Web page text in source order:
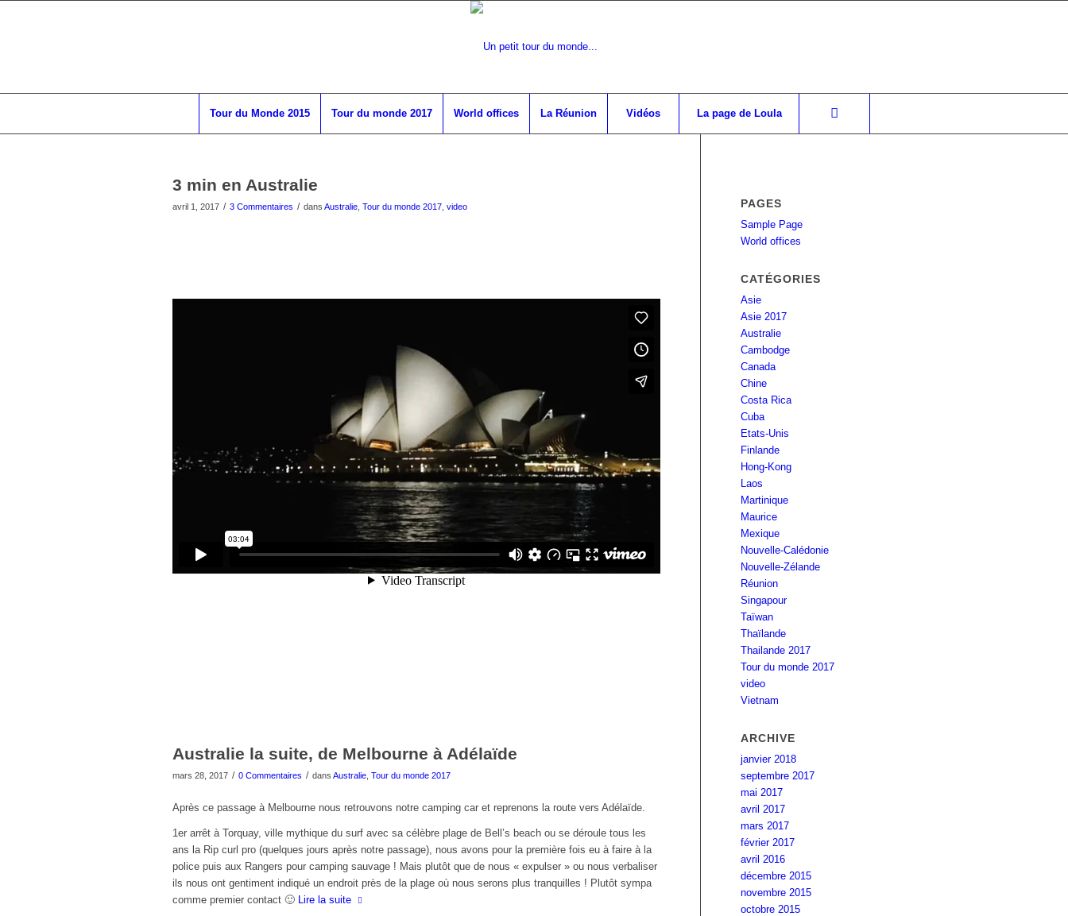
Tour du Monde 2015 Tour du monde 2017 World offices La Réunion Vidéos La page de Loula
3 min en Australie
avril 1, 2017 / 3 Commentaires / dans Australie Tour du monde 2017 video
Australie la suite, de Melbourne à Adélaïde
mars 28, 2017 / 0 Commentaires / dans Australie Tour du monde 2017
Après ce passage à Melbourne nous retrouvons notre camping car et reprenons la route vers Adélaïde.
1er arrêt à Torquay, ville mythique du surf avec sa célèbre plage de Bell’s beach ou se déroule tous les
ans la Rip curl pro (quelques jours après notre passage), nous avons pour la première fois eu à faire à la
police puis aux Rangers pour camping sauvage ! Mais plutôt que de nous « expulser » ou nous verbaliser
ils nous ont gentiment indiqué un endroit près de la plage où nous serons plus tranquilles ! Plutôt sympa
comme premier contact 🙂 Lire la suite
PAGES
Sample Page
World offices
CATÉGORIES
Asie
Asie 2017
Australie
Cambodge
Canada
Chine
Costa Rica
Cuba
Etats-Unis
Finlande
Hong-Kong
Laos
Martinique
Maurice
Mexique
Nouvelle-Calédonie
Nouvelle-Zélande
Réunion
Singapour
Taïwan
Thaïlande
Thailande 2017
Tour du monde 2017
video
Vietnam
ARCHIVE
janvier 2018
septembre 2017
mai 2017
avril 2017
mars 2017
février 2017
avril 2016
décembre 2015
novembre 2015
octobre 2015